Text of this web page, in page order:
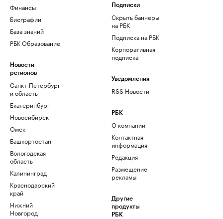
Финансы
Биографии
База знаний
РБК Образование
Новости
регионов
Санкт-Петербург
и область
Екатеринбург
Новосибирск
Омск
Башкортостан
Вологодская
область
Калининград
Краснодарский
край
Нижний
Новгород
Подписки
Скрыть баннеры
на РБК
Подписка на РБК
Корпоративная
подписка
Уведомления
RSS Новости
РБК
О компании
Контактная
информация
Редакция
Размещение
рекламы
Другие
продукты
РБК